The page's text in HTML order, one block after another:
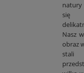
Nasz
obraz
stali